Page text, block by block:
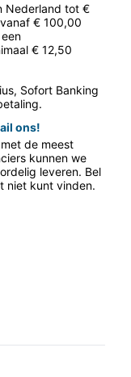
Nederland tot €
€ 100,00
€ 12,50
Sofort Banking
ons!
de meest
kunnen we
leveren. Bel
niet kunt vinden.